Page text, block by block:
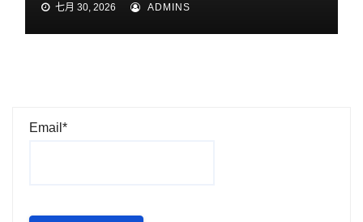
七月 30, 2026 ADMINS
Email*